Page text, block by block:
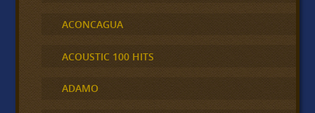
ACONCAGUA
ACOUSTIC 100 HITS
ADAMO